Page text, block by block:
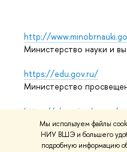
Мы используем файлы
НИУ ВШЭ и большего
подробную информацию
http://
Министерство науки и
https://edu.gov.ru/
Министерство
https://elearning.hse.ru/
Массовые открытые